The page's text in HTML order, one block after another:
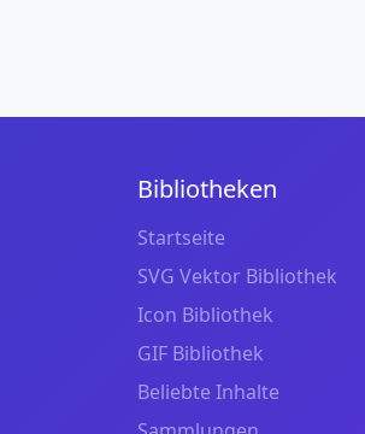
Bibliotheken
Startseite
SVG Vektor Bibliothek
Icon Bibliothek
GIF Bibliothek
Beliebte Inhalte